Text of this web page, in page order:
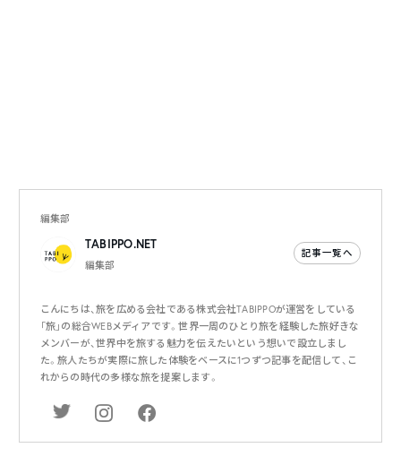
編集部
TABIPPO.NET
編集部
記事一覧へ
こんにちは、旅を広める会社である株式会社TABIPPOが運営をしている
「旅」の総合WEBメディアです。世界一周のひとり旅を経験した旅好きな
メンバーが、世界中を旅する魅力を伝えたいという想いで設立しまし
た。旅人たちが実際に旅した体験をベースに1つずつ記事を配信して、こ
れからの時代の多様な旅を提案します。